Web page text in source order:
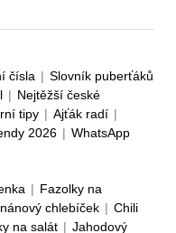
čísla | Slovník puberťáků
| Nejtěžší české
tipy | Ajťák radí |
2026 | WhatsApp
| Fazolky na
chlebíček | Chili
na salát | Jahodový